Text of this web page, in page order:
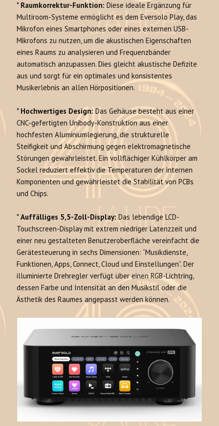
* Raumkorrektur-Funktion: Diese ideale Ergänzung für
Multiroom-Systeme ermöglicht es dem Eversolo Play, das
Mikrofon eines Smartphones oder eines externen USB-
Mikrofons zu nutzen, um die akustischen Eigenschaften
eines Raums zu analysieren und Frequenzbänder
automatisch anzupassen. Dies gleicht akustische Defizite
aus und sorgt für ein optimales und konsistentes
Musikerlebnis an allen Hörpositionen.
* Hochwertiges Design: Das Gehäuse besteht aus einer
CNC-gefertigten Unibody-Konstruktion aus einer
hochfesten Aluminiumlegierung, die strukturelle
Steifigkeit und Abschirmung gegen elektromagnetische
Störungen gewährleistet. Ein vollflächiger Kühlkörper am
Sockel reduziert effektiv die Temperaturen der internen
Komponenten und gewährleistet die Stabilität von PCBs
und Chips.
*Auffälliges 5,5-Zoll-Display:Das lebendige LCD-
Touchscreen-Display mit extrem niedriger Latenzzeit und
einer neu gestalteten Benutzeroberfläche vereinfacht die
Gerätesteuerung in sechs Dimensionen: “Musikdienste,
Funktionen, Apps, Connect, Cloud und Einstellungen”. Der
illuminierte Drehregler verfügt über einen RGB-Lichtring,
dessen Farbe und Intensität an den Musikstil oder die
Ästhetik des Raumes angepasst werden können.